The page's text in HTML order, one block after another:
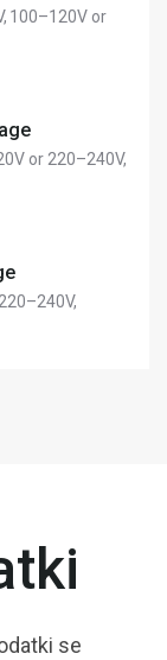
100–120V or
or 220–240V,
se